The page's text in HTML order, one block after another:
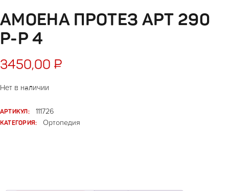
АМОЕНА ПРОТЕЗ АРТ 290
Р-Р 4
3450,00 ₽
Нет в наличии
АРТИКУЛ:
111726
КАТЕГОРИЯ:
Ортопедия